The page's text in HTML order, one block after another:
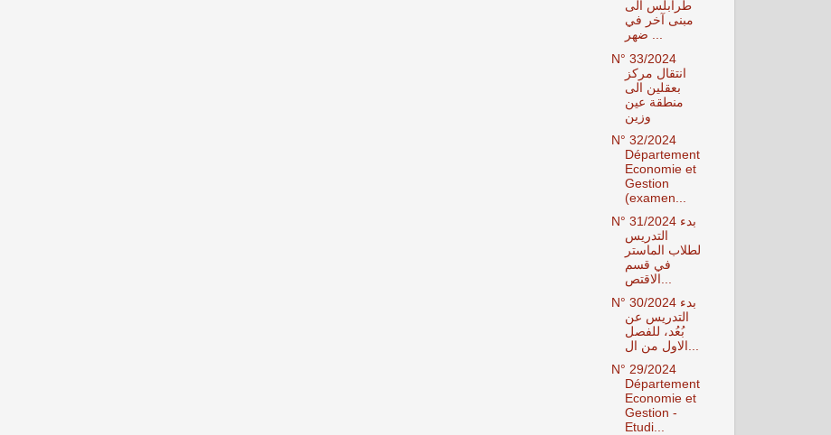
طرابلس الى
مبنى آخر في
ضهر ...
N° 33/2024
انتقال مركز
بعقلين الى
منطقة عين
وزين
N° 32/2024
Département
Economie et
Gestion
(examen...
N° 31/2024 بدء
التدريس
لطلاب الماستر
في قسم
N° 30/2024 بدء
التدريس عن
بُعُد، للفصل
N° 29/2024
Département
Economie et
Gestion -
Etudi...